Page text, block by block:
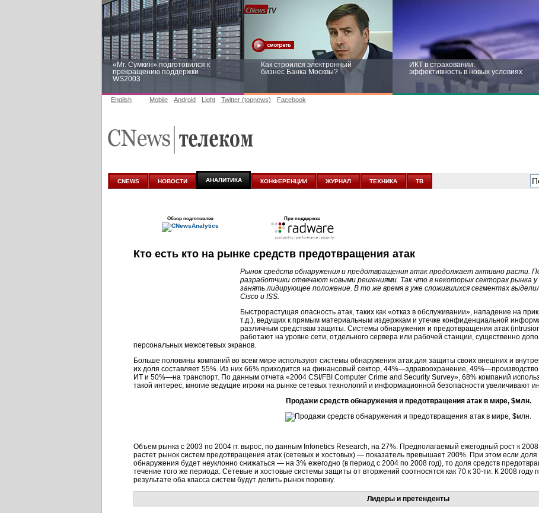
«Mr. Сумкин» подготовился к
прекращению поддержки
WS2003
Как строился электронный
бизнес Банка Москвы?
ИКТ в страховании:
эффективность в новых условиях
аналитике
новых условиях
English Mobile Android Light Twitter (topnews) Facebook
CNEWS НОВОСТИ АНАЛИТИКА КОНФЕРЕНЦИИ ЖУРНАЛ ТЕХНИКА ТВ
Обзор подготовлен При поддержке
Кто есть кто на рынке средств предотвращения атак
Рынок средств обнаружения и предотвращения атак продолжает активно расти.
разработчики отвечают новыми решениями. Так что в некоторых секторах рынка
занять лидирующее положение. В то же время в уже сложившихся сегментах
Cisco и ISS.
Быстрорастущая опасность атак, таких как «отказ в обслуживании», нападение на
т.д.), ведущих к прямым материальным издержкам и утечке конфиденциальной
различным средствам защиты. Системы обнаружения и предотвращения атак
работают на уровне сети, отдельного сервера или рабочей станции, существенно
персональных межсетевых экранов.
Больше половины компаний во всем мире используют системы обнаружения атак для защиты своих внешних и
их доля составляет 55%. Из них 66% приходится на финансовый сектор, 44%—здравоохранение,
ИТ и 50%—на транспорт. По данным отчета «2004 CSI/FBI Computer Crime and Security Survey», 68% компаний
такой интерес, многие ведущие игроки на рынке сетевых технологий и информационной безопасности увеличивают
Продажи средств обнаружения и предотвращения атак в мире, $млн.
Объем рынка с 2003 по 2004 гг. вырос, по данным Infonetics Research, на 27%. Предполагаемый ежегодный рост к 2008
растет рынок систем предотвращения атак (сетевых и хостовых) — показатель превышает 200%. При этом если
обнаружения будет неуклонно снижаться — на 3% ежегодно (в период с 2004 по 2008 год), то доля средств
течение того же периода. Сетевые и хостовые системы защиты от вторжений соотносятся как 70 к 30-ти. К 2008 году
результате оба класса систем будут делить рынок поровну.
Лидеры и претенденты